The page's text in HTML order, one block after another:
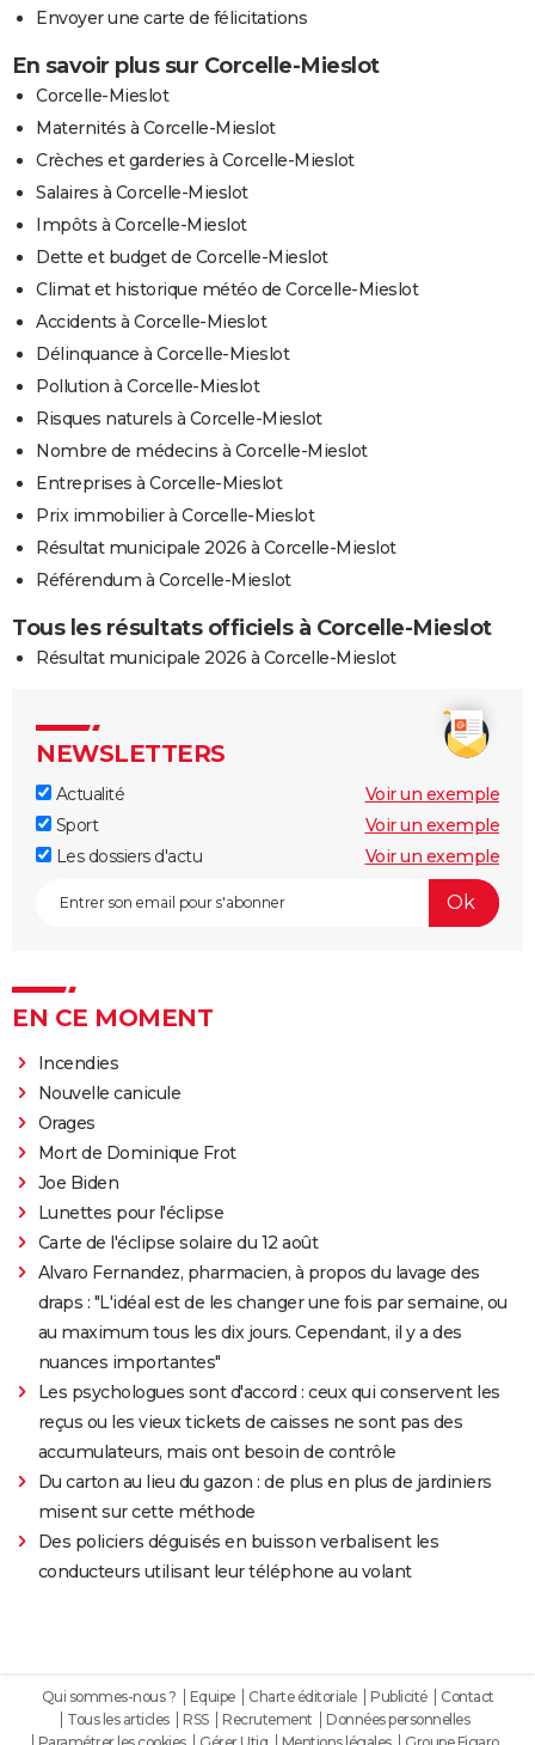
Envoyer une carte de félicitations
En savoir plus sur Corcelle-Mieslot
Corcelle-Mieslot
Maternités à Corcelle-Mieslot
Crèches et garderies à Corcelle-Mieslot
Salaires à Corcelle-Mieslot
Impôts à Corcelle-Mieslot
Dette et budget de Corcelle-Mieslot
Climat et historique météo de Corcelle-Mieslot
Accidents à Corcelle-Mieslot
Délinquance à Corcelle-Mieslot
Pollution à Corcelle-Mieslot
Risques naturels à Corcelle-Mieslot
Nombre de médecins à Corcelle-Mieslot
Entreprises à Corcelle-Mieslot
Prix immobilier à Corcelle-Mieslot
Résultat municipale 2026 à Corcelle-Mieslot
Référendum à Corcelle-Mieslot
Tous les résultats officiels à Corcelle-Mieslot
Résultat municipale 2026 à Corcelle-Mieslot
NEWSLETTERS
Actualité
Voir un exemple
Sport
Voir un exemple
Les dossiers d'actu
Voir un exemple
EN CE MOMENT
Incendies
Nouvelle canicule
Orages
Mort de Dominique Frot
Joe Biden
Lunettes pour l'éclipse
Carte de l'éclipse solaire du 12 août
Alvaro Fernandez, pharmacien, à propos du lavage des
draps : "L'idéal est de les changer une fois par semaine, ou
au maximum tous les dix jours. Cependant, il y a des
nuances importantes"
Les psychologues sont d'accord : ceux qui conservent les
reçus ou les vieux tickets de caisses ne sont pas des
accumulateurs, mais ont besoin de contrôle
Du carton au lieu du gazon : de plus en plus de jardiniers
misent sur cette méthode
Des policiers déguisés en buisson verbalisent les
conducteurs utilisant leur téléphone au volant
Qui sommes-nous ? Equipe Charte éditoriale Publicité
Contact
Tous les articles
RSS Recrutement
Données personnelles